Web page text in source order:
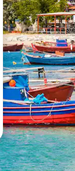
lart e